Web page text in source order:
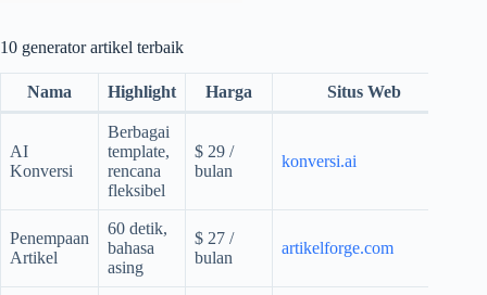
10 generator artikel terbaik
Nama Highlight Harga Situs Web
AI
Konversi
Berbagai
template,
rencana
fleksibel
$ 29 /
bulan
konversi.ai
Penempaan
Artikel
60 detik,
bahasa
asing
$ 27 /
bulan
artikelforge.com